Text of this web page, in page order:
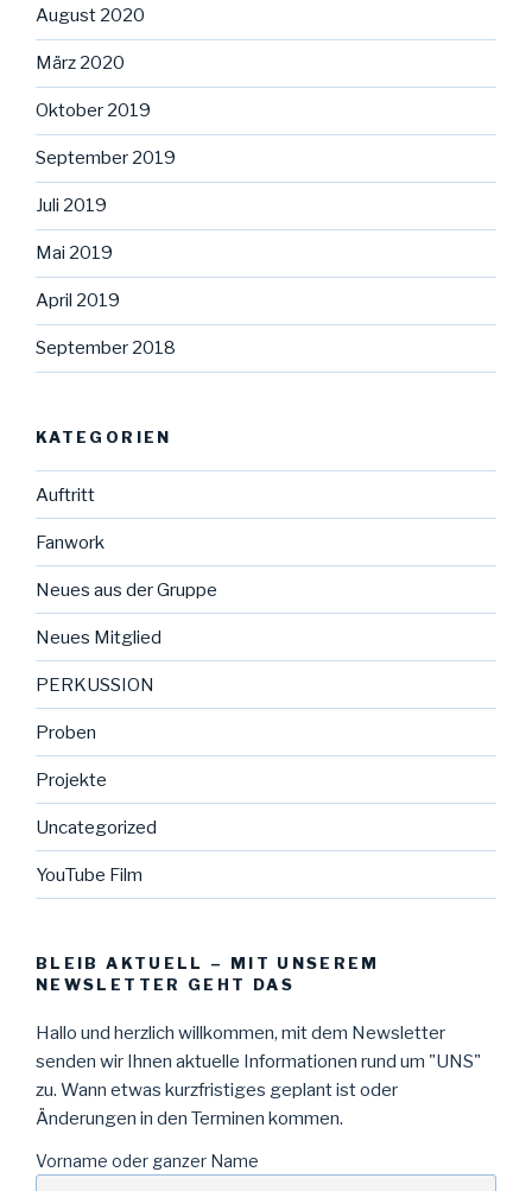
August 2020
März 2020
Oktober 2019
September 2019
Juli 2019
Mai 2019
April 2019
September 2018
KATEGORIEN
Auftritt
Fanwork
Neues aus der Gruppe
Neues Mitglied
PERKUSSION
Proben
Projekte
Uncategorized
YouTube Film
BLEIB AKTUELL – MIT UNSEREM
NEWSLETTER GEHT DAS
Hallo und herzlich willkommen, mit dem Newsletter
senden wir Ihnen aktuelle Informationen rund um "UNS"
zu. Wann etwas kurzfristiges geplant ist oder
Änderungen in den Terminen kommen.
Vorname oder ganzer Name